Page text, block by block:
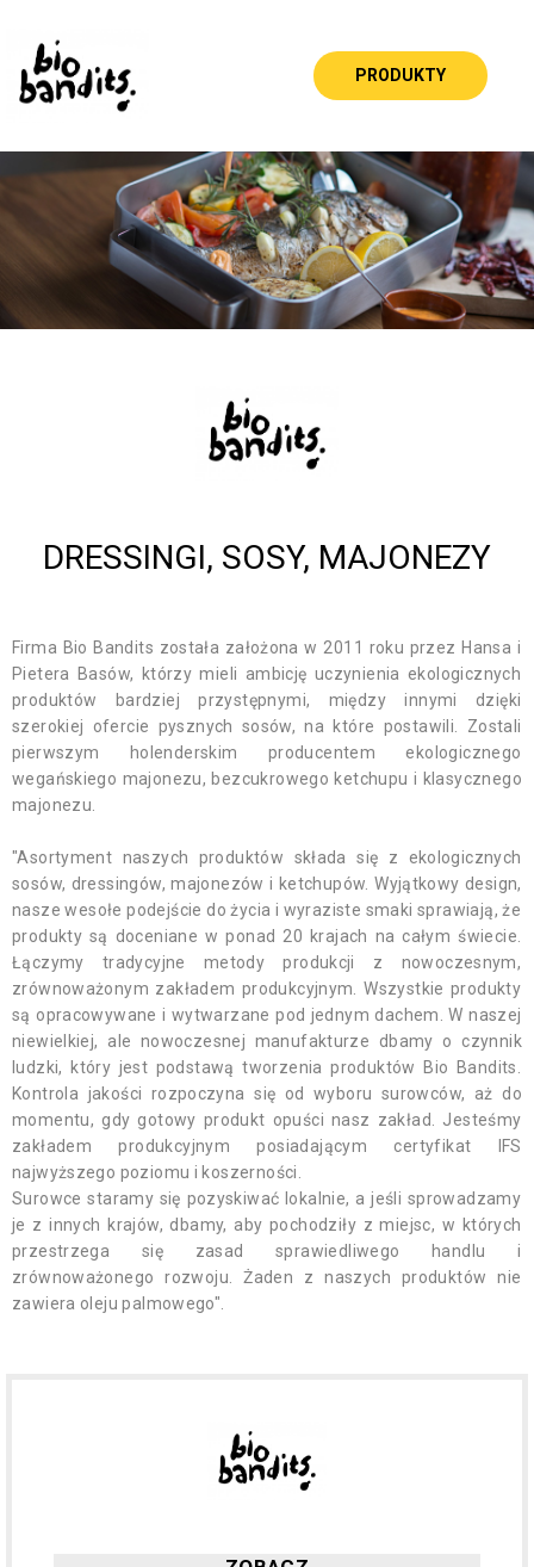
PRODUKTY
DRESSINGI, SOSY, MAJONEZY
Firma Bio Bandits została założona w 2011 roku przez Hansa i
Pietera Basów, którzy mieli ambicję uczynienia ekologicznych
produktów bardziej przystępnymi, między innymi dzięki
szerokiej ofercie pysznych sosów, na które postawili. Zostali
pierwszym holenderskim producentem ekologicznego
wegańskiego majonezu, bezcukrowego ketchupu i klasycznego
majonezu.
"Asortyment naszych produktów składa się z ekologicznych
sosów, dressingów, majonezów i ketchupów. Wyjątkowy design,
nasze wesołe podejście do życia i wyraziste smaki sprawiają, że
produkty są doceniane w ponad 20 krajach na całym świecie.
Łączymy tradycyjne metody produkcji z nowoczesnym,
zrównoważonym zakładem produkcyjnym. Wszystkie produkty
są opracowywane i wytwarzane pod jednym dachem. W naszej
niewielkiej, ale nowoczesnej manufakturze dbamy o czynnik
ludzki, który jest podstawą tworzenia produktów Bio Bandits.
Kontrola jakości rozpoczyna się od wyboru surowców, aż do
momentu, gdy gotowy produkt opuści nasz zakład. Jesteśmy
zakładem produkcyjnym posiadającym certyfikat IFS
najwyższego poziomu i koszerności.
Surowce staramy się pozyskiwać lokalnie, a jeśli sprowadzamy
je z innych krajów, dbamy, aby pochodziły z miejsc, w których
przestrzega się zasad sprawiedliwego handlu i
zrównoważonego rozwoju. Żaden z naszych produktów nie
zawiera oleju palmowego".